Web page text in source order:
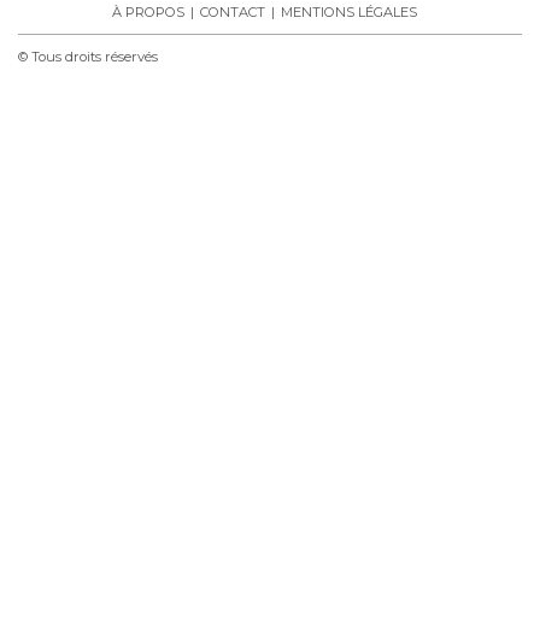
À PROPOS CONTACT MENTIONS LÉGALES
© Tous droits réservés